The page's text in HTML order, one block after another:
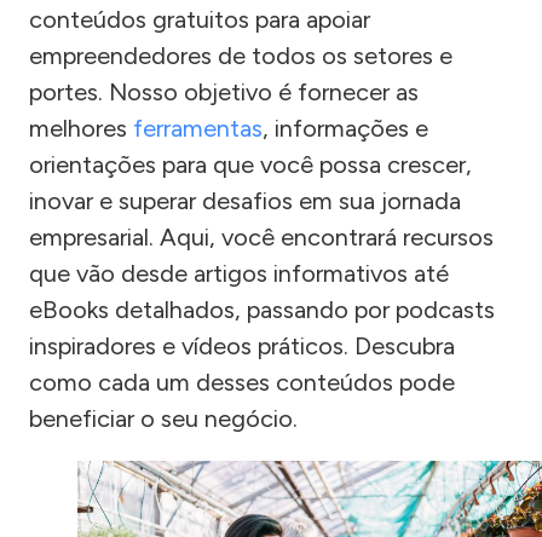
conteúdos gratuitos para apoiar
empreendedores de todos os setores e
portes. Nosso objetivo é fornecer as
melhores ferramentas, informações e
orientações para que você possa crescer,
inovar e superar desafios em sua jornada
empresarial. Aqui, você encontrará recursos
que vão desde artigos informativos até
eBooks detalhados, passando por podcasts
inspiradores e vídeos práticos. Descubra
como cada um desses conteúdos pode
beneficiar o seu negócio.